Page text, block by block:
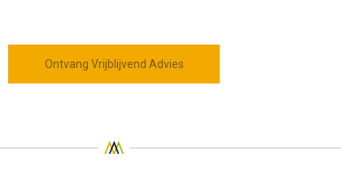
Ontvang Vrijblijvend Advies